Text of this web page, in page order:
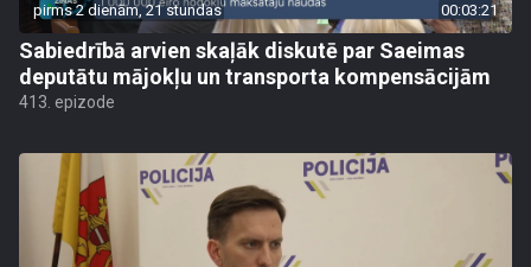
pirms 2 dienām, 21 stundas 00:03:21
Sabiedrībā arvien skaļāk diskutē par Saeimas
deputātu mājokļu un transporta kompensācijām
413. epizode